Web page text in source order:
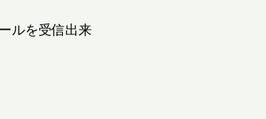
ルを受信出来